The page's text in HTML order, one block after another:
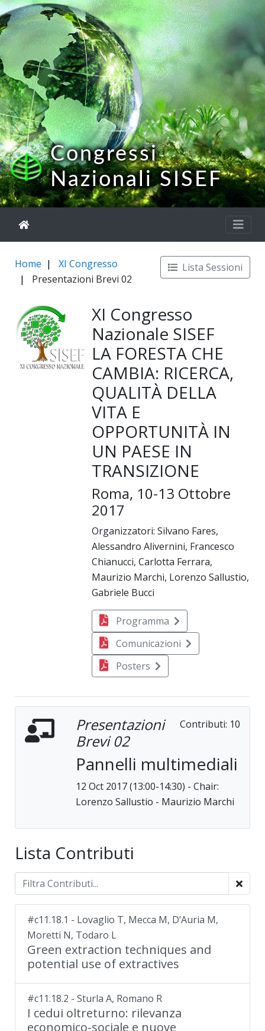
Congressi
Nazionali SISEF
Lista Sessioni
Home
XI Congresso
Presentazioni Brevi 02
XI Congresso
Nazionale SISEF
LA FORESTA CHE
CAMBIA: RICERCA,
QUALITÀ DELLA
VITA E
OPPORTUNITÀ IN
UN PAESE IN
TRANSIZIONE
Roma, 10-13 Ottobre
2017
Organizzatori: Silvano Fares,
Alessandro Alivernini, Francesco
Chianucci, Carlotta Ferrara,
Maurizio Marchi, Lorenzo Sallustio,
Gabriele Bucci
Programma
Comunicazioni
Posters
Contributi: 10
Presentazioni
Brevi 02
Pannelli multimediali
12 Oct 2017 (13:00-14:30) - Chair:
Lorenzo Sallustio - Maurizio Marchi
Lista Contributi
#c11.18.1 - Lovaglio T, Mecca M, D’Auria M,
Moretti N, Todaro L
Green extraction techniques and
potential use of extractives
#c11.18.2 - Sturla A, Romano R
I cedui oltreturno: rilevanza
economico-sociale e nuove